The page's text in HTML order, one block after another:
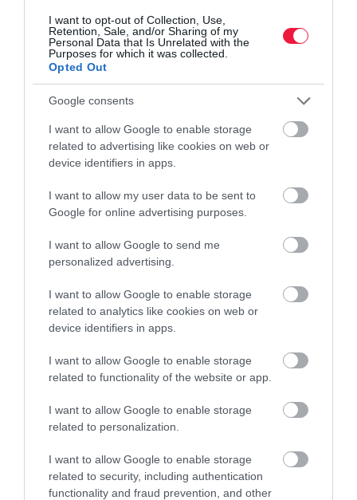
I want to opt-out of Collection, Use,
Retention, Sale, and/or Sharing of my
Personal Data that Is Unrelated with the
Purposes for which it was collected.
Opted Out
Google consents
I want to allow Google to enable storage
related to advertising like cookies on web or
device identifiers in apps.
I want to allow my user data to be sent to
Google for online advertising purposes.
I want to allow Google to send me
personalized advertising.
I want to allow Google to enable storage
related to analytics like cookies on web or
device identifiers in apps.
I want to allow Google to enable storage
related to functionality of the website or app.
I want to allow Google to enable storage
related to personalization.
I want to allow Google to enable storage
related to security, including authentication
functionality and fraud prevention, and other
PIACOK